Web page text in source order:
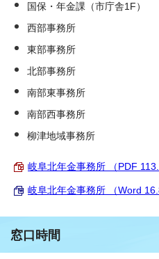
国保・年金課（市庁舎1F）
西部事務所
東部事務所
北部事務所
南部東事務所
南部西事務所
柳津地域事務所
岐阜北年金事務所 （PDF
岐阜北年金事務所 （Word
窓口時間